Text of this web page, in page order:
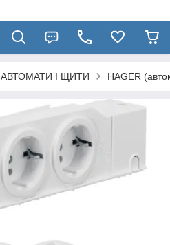
АВТОМАТИ І ЩИТИ HAGER